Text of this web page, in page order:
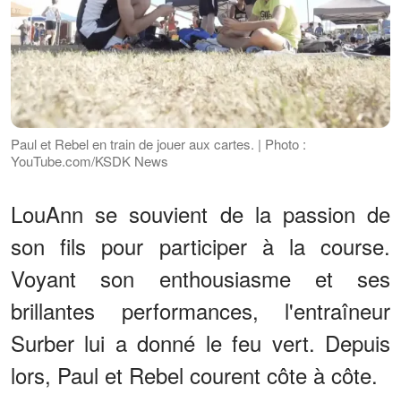
Paul et Rebel en train de jouer aux cartes. | Photo :
YouTube.com/KSDK News
LouAnn se souvient de la passion de
son fils pour participer à la course.
Voyant son enthousiasme et ses
brillantes performances, l'entraîneur
Surber lui a donné le feu vert. Depuis
lors, Paul et Rebel courent côte à côte.